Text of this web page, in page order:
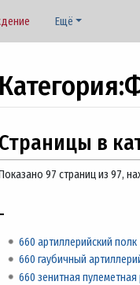
Ещё
Категория:
Страницы в
97 страниц из 97,
-
660 артиллерийский полк
660 гаубичный
660 зенитная пулеметная